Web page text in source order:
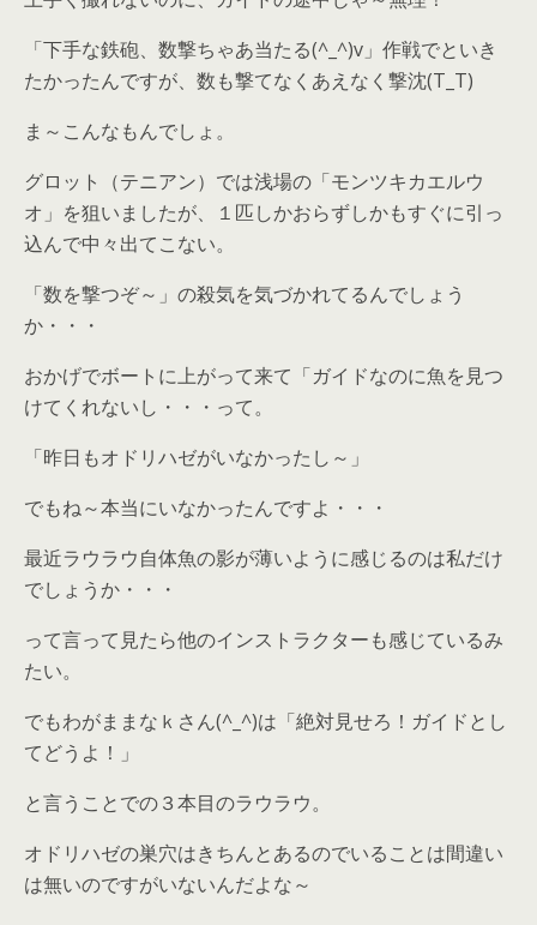
「下手な鉄砲、数撃ちゃあ当たる(^_^)v」作戦でといき
たかったんですが、数も撃てなくあえなく撃沈(T_T)
ま～こんなもんでしょ。
グロット（テニアン）では浅場の「モンツキカエルウ
オ」を狙いましたが、１匹しかおらずしかもすぐに引っ
込んで中々出てこない。
「数を撃つぞ～」の殺気を気づかれてるんでしょう
か・・・
おかげでボートに上がって来て「ガイドなのに魚を見つ
けてくれないし・・・って。
「昨日もオドリハゼがいなかったし～」
でもね～本当にいなかったんですよ・・・
最近ラウラウ自体魚の影が薄いように感じるのは私だけ
でしょうか・・・
って言って見たら他のインストラクターも感じているみ
たい。
でもわがままなｋさん(^_^)は「絶対見せろ！ガイドとし
てどうよ！」
と言うことでの３本目のラウラウ。
オドリハゼの巣穴はきちんとあるのでいることは間違い
は無いのですがいないんだよな～